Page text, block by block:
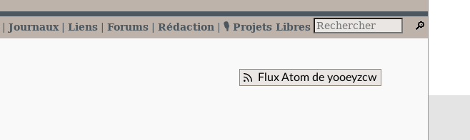
Journaux Liens Forums Rédaction 🎙️ Projets Libres
Flux Atom de yooeyzcw